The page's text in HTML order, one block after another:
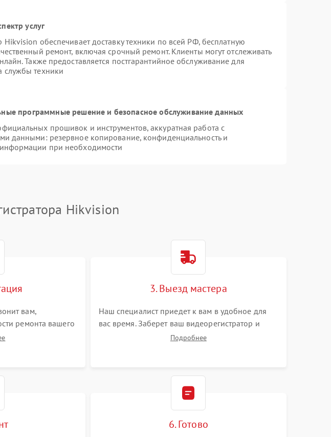
услуг
Hikvision обеспечивает доставку техники по всей РФ, бесплатную
ремонт, включая срочный ремонт. Клиенты могут отслеживать
Также предоставляется постгарантийное обслуживание для
службы техники
программные решение и безопасное обслуживание данных
прошивок и инструментов, аккуратная работа с
данными: резервное копирование, конфиденциальность и
при необходимости
Hikvision
вам,
ремонта вашего
на все ваши
3. Выезд мастера
Наш специалист приедет к вам в удобное для
вас время. Заберет ваш видеорегистратор и
привезет на склад для диагностики.
Подробнее
6. Готово